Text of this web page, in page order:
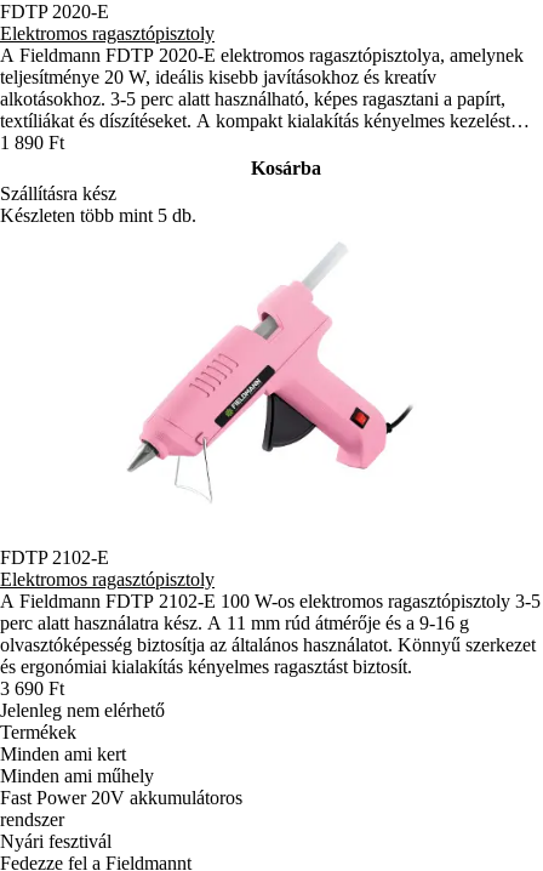
FDTP 2020-E
Elektromos ragasztópisztoly
A Fieldmann FDTP 2020-E elektromos ragasztópisztolya, amelynek
teljesítménye 20 W, ideális kisebb javításokhoz és kreatív
alkotásokhoz. 3-5 perc alatt használható, képes ragasztani a papírt,
textíliákat és díszítéseket. A kompakt kialakítás kényelmes kezelést
biztosít.
1 890 Ft
Kosárba
Szállításra kész
Készleten több mint 5 db.
FDTP 2102-E
Elektromos ragasztópisztoly
A Fieldmann FDTP 2102-E 100 W-os elektromos ragasztópisztoly 3-5
perc alatt használatra kész. A 11 mm rúd átmérője és a 9-16 g
olvasztóképesség biztosítja az általános használatot. Könnyű szerkezet
és ergonómiai kialakítás kényelmes ragasztást biztosít.
3 690 Ft
Jelenleg nem elérhető
Termékek
Minden ami kert
Minden ami műhely
Fast Power 20V akkumulátoros
rendszer
Nyári fesztivál
Fedezze fel a Fieldmannt